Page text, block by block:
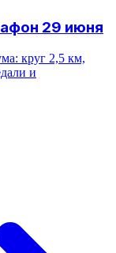
29 июня
круг 2,5 км,
и